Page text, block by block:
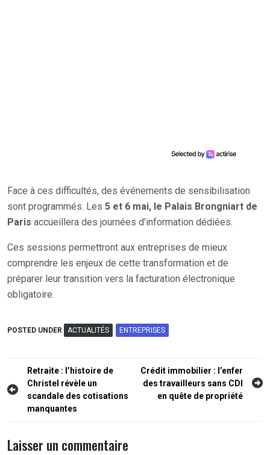
Face à ces difficultés, des événements de sensibilisation
sont programmés. Les 5 et 6 mai, le Palais Brongniart de
Paris accueillera des journées d’information dédiées.
Ces sessions permettront aux entreprises de mieux
comprendre les enjeux de cette transformation et de
préparer leur transition vers la facturation électronique
obligatoire.
POSTED UNDER ACTUALITÉS ENTREPRISES
Navigation
de
l’article
Retraite : l’histoire de
Christel révèle un
scandale des cotisations
manquantes
Crédit immobilier : l’enfer
des travailleurs sans CDI
en quête de propriété
Laisser un commentaire